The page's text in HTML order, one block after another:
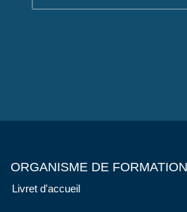
ORGANISME DE FORMATION
Livret d'accueil